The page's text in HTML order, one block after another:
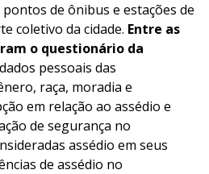
pontos de ônibus e estações de
coletivo da cidade. Entre as
o questionário da
pessoais das
raça, moradia e
em relação ao assédio e
de segurança no
assédio em seus
de assédio no